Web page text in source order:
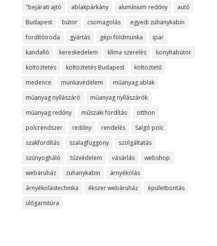
"bejárati ajtó ablakpárkány alumínium redőny
autó
Budapest
bútor csomagolás
egyedi zuhanykabin
fordítóiroda
gyártás gépi földmunka
ipar
kandalló
kereskedelem klíma szerelés
konyhabútor
költöztetés
költöztetés Budapest
költöztető
medence
munkavédelem
műanyag ablak
műanyag nyílászáró
műanyag nyílászárók
műanyag redőny
műszaki fordítás
otthon
polcrendszer
redőny rendelés
Salgó polc
szakfordítás
szalagfüggöny
szolgáltatás
szúnyogháló
tűzvédelem vásárlás
webshop
webáruház
zuhanykabin
árnyékolás
árnyékolástechnika
ékszer webáruház
épületbontás
ülőgarnitúra